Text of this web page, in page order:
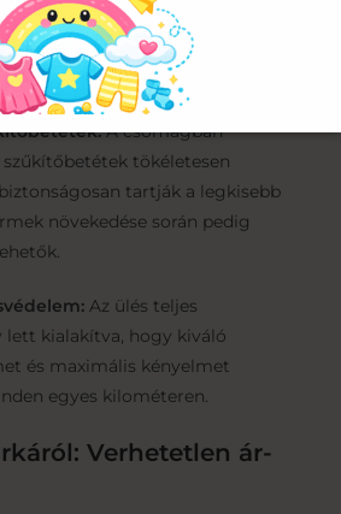
a dörzsölést, és egy esetleges
osztják el az
A csomagban
tökéletesen
tartják a legkisebb
növekedése során pedig
Az ülés teljes
lett kialakítva, hogy kiváló
és maximális kényelmet
egyes kilométeren.
Verhetetlen ár-